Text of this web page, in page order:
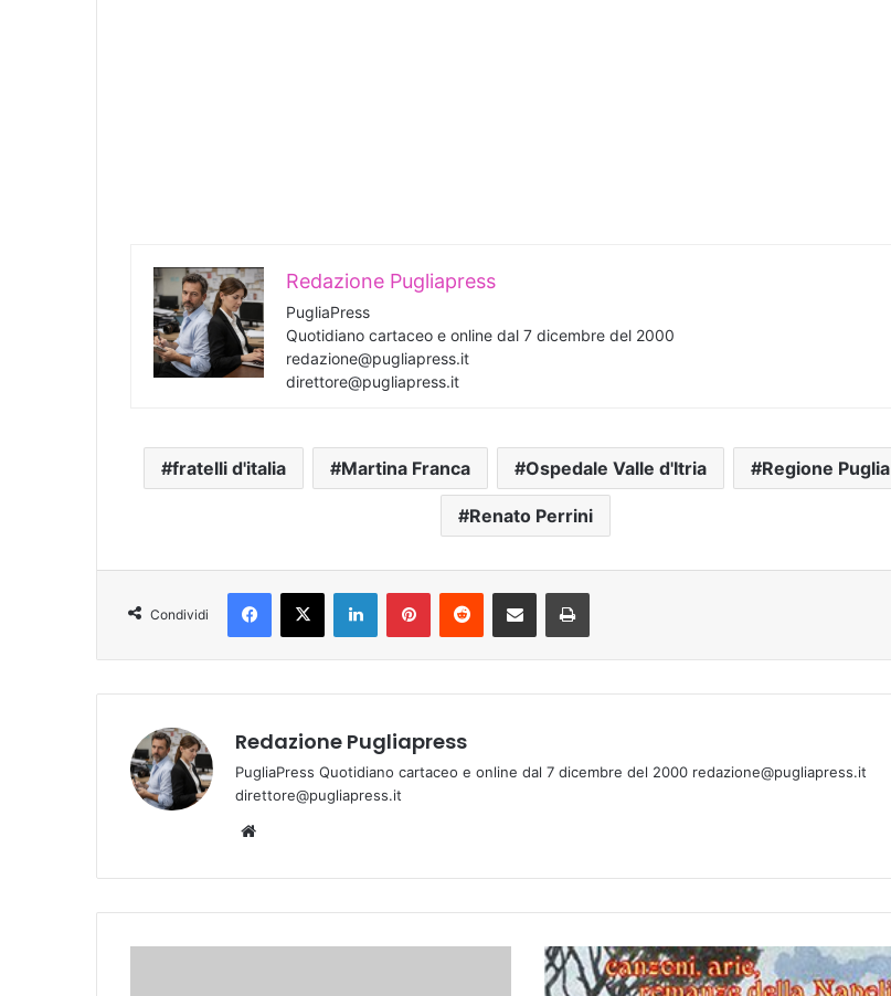
Redazione Pugliapress
PugliaPress
Quotidiano cartaceo e online dal 7 dicembre del 2000
redazione@pugliapress.it
direttore@pugliapress.it
fratelli d'italia Martina Franca Ospedale Valle d'Itria Regione Puglia
Renato Perrini
Condividi
Redazione Pugliapress
PugliaPress Quotidiano cartaceo e online dal 7 dicembre del 2000 redazione@pugliapress.it
direttore@pugliapress.it
te
T
a